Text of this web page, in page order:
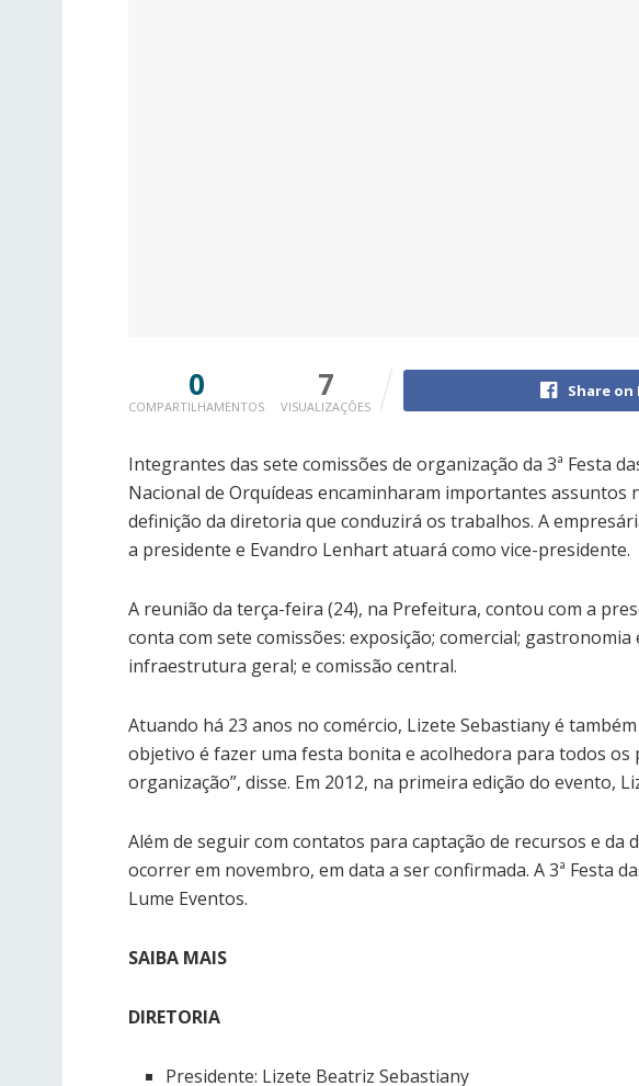
0
COMPARTILHAMENTOS
7
VISUALIZAÇÕES
Share on
Integrantes das sete comissões de organização da 3ª Festa
Nacional de Orquídeas encaminharam importantes assuntos
definição da diretoria que conduzirá os trabalhos. A
a presidente e Evandro Lenhart atuará como vice-presidente.
A reunião da terça-feira (24), na Prefeitura, contou com a
conta com sete comissões: exposição; comercial;
infraestrutura geral; e comissão central.
Atuando há 23 anos no comércio, Lizete Sebastiany é
objetivo é fazer uma festa bonita e acolhedora para todos
organização”, disse. Em 2012, na primeira edição do evento,
Além de seguir com contatos para captação de recursos e
ocorrer em novembro, em data a ser confirmada. A 3ª Festa
Lume Eventos.
SAIBA MAIS
DIRETORIA
Presidente: Lizete Beatriz Sebastiany